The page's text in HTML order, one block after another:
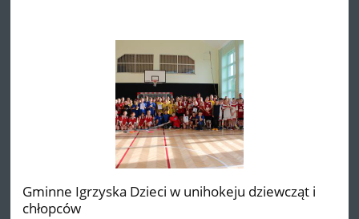
Gminne Igrzyska Dzieci w unihokeju dziewcząt i
chłopców